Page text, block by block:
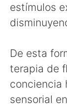
estímulos
De esta
terapia de
conciencia
sensorial